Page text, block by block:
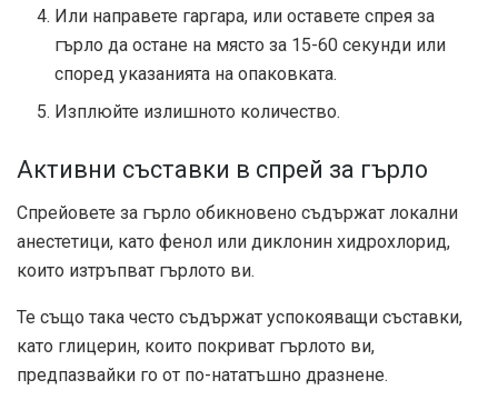
Или направете гаргара, или оставете спрея за
гърло да остане на място за 15-60 секунди или
според указанията на опаковката.
Изплюйте излишното количество.
Активни съставки в спрей за гърло
Спрейовете за гърло обикновено съдържат локални
анестетици, като фенол или диклонин хидрохлорид,
които изтръпват гърлото ви.
Те също така често съдържат успокояващи съставки,
като глицерин, които покриват гърлото ви,
предпазвайки го от по-нататъшно дразнене.